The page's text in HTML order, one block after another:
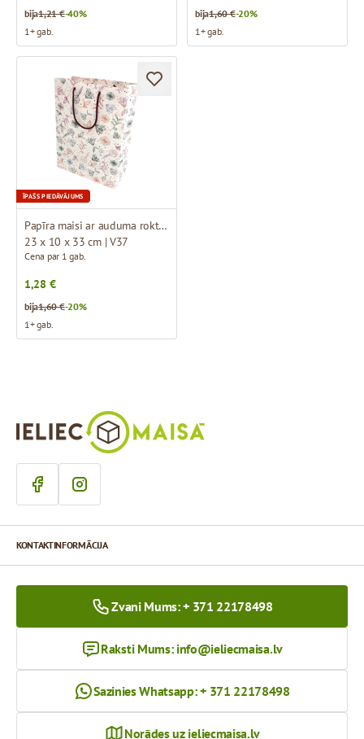
bija1,21 €-40%
1+ gab.
bija1,60 €-20%
1+ gab.
ĪPAŠS PIEDĀVĀJUMS
Papīra maisi ar auduma rokturiem un dizainu
23 x 10 x 33 cm | V37
Cena par 1 gab.
1,28 €
bija1,60 €-20%
1+ gab.
KONTAKTINFORMĀCIJA
Zvani Mums: + 371 22178498
Raksti Mums: info@ieliecmaisa.lv
Sazinies Whatsapp: + 371 22178498
Norādes uz ieliecmaisa.lv